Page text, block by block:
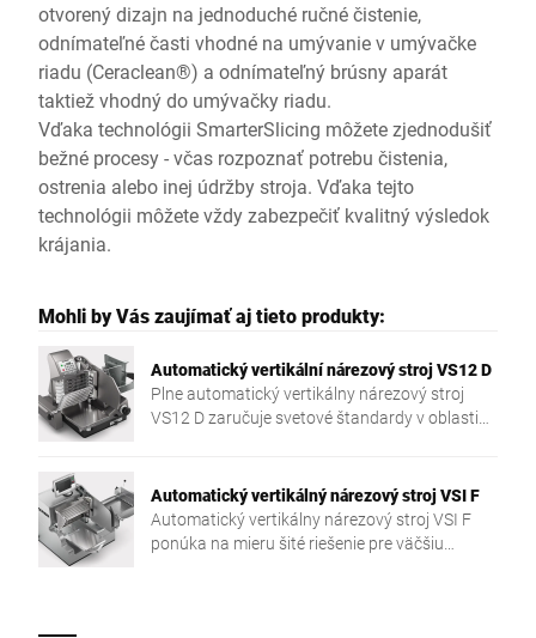
otvorený dizajn na jednoduché ručné čistenie,
odnímateľné časti vhodné na umývanie v umývačke
riadu (Ceraclean®) a odnímateľný brúsny aparát
taktiež vhodný do umývačky riadu.
Vďaka technológii SmarterSlicing môžete zjednodušiť
bežné procesy - včas rozpoznať potrebu čistenia,
ostrenia alebo inej údržby stroja. Vďaka tejto
technológii môžete vždy zabezpečiť kvalitný výsledok
krájania.
Mohli by Vás zaujímať aj tieto produkty:
Automatický vertikální nárezový stroj VS12 D
Plne automatický vertikálny nárezový stroj
VS12 D zaručuje svetové štandardy v oblasti
Automatický vertikálný nárezový stroj VSI F
Automatický vertikálny nárezový stroj VSI F
ponúka na mieru šité riešenie pre väčšiu